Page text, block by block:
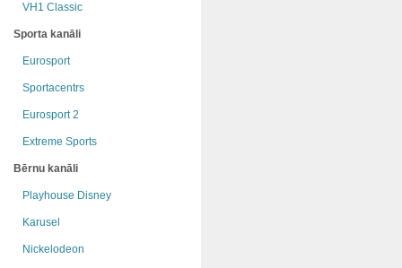
VH1 Classic
Sporta kanāli
Eurosport
Sportacentrs
Eurosport 2
Extreme Sports
Bērnu kanāli
Playhouse Disney
Karusel
Nickelodeon